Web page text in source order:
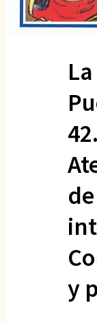
y